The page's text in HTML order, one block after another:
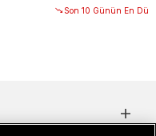
Son 10 Günün En